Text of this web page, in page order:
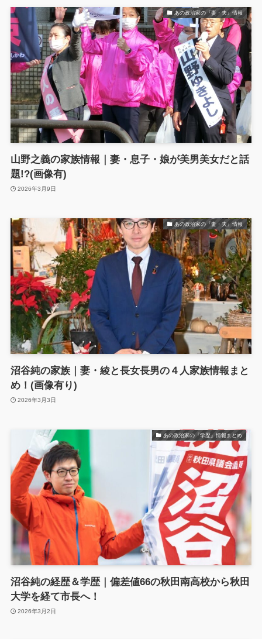
あの政治家の『妻・夫』情報
山野之義の家族情報｜妻・息子・娘が美男美女だと話
題!?(画像有)
2026年3月9日
あの政治家の『妻・夫』情報
沼谷純の家族｜妻・綾と長女長男の４人家族情報まと
め！(画像有り)
2026年3月3日
あの政治家の『学歴』情報まとめ
沼谷純の経歴＆学歴｜偏差値66の秋田南高校から秋田
大学を経て市長へ！
2026年3月2日